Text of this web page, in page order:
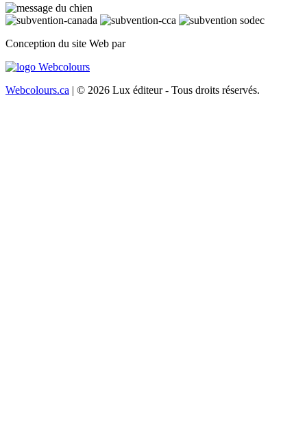
Conception du site Web par
Webcolours.ca | © 2026 Lux éditeur - Tous droits réservés.